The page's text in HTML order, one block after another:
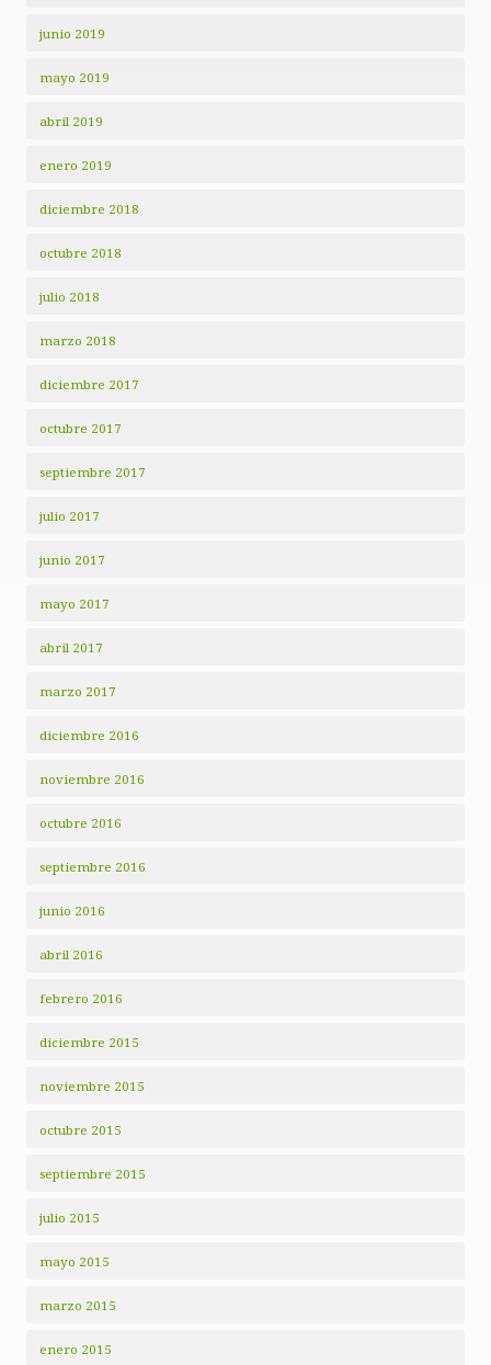
junio 2019
mayo 2019
abril 2019
enero 2019
diciembre 2018
octubre 2018
julio 2018
marzo 2018
diciembre 2017
octubre 2017
septiembre 2017
julio 2017
junio 2017
mayo 2017
abril 2017
marzo 2017
diciembre 2016
noviembre 2016
octubre 2016
septiembre 2016
junio 2016
abril 2016
febrero 2016
diciembre 2015
noviembre 2015
octubre 2015
septiembre 2015
julio 2015
mayo 2015
marzo 2015
enero 2015